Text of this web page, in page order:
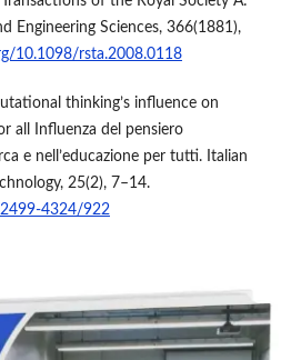
Engineering Sciences, 366(1881),
10.1098/rsta.2008.0118
thinking’s influence on
all Influenza del pensiero
e nell’educazione per tutti. Italian
25(2), 7–14.
4324/922